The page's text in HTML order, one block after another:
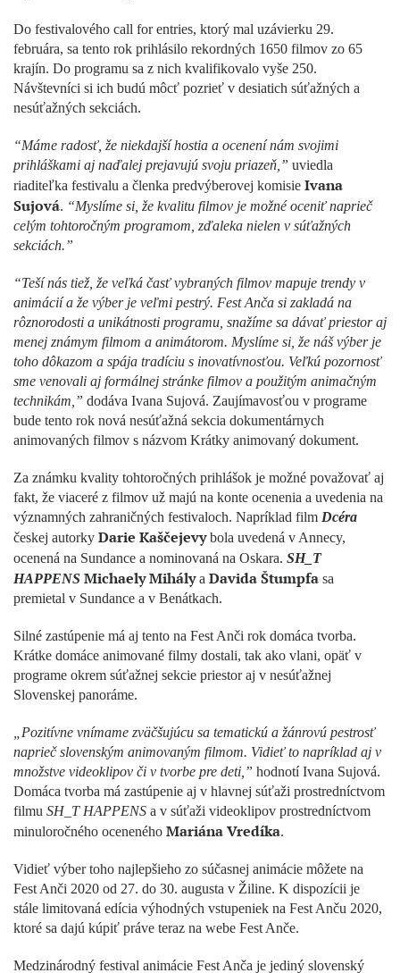
Do festivalového call for entries, ktorý mal uzávierku 29.
februára, sa tento rok prihlásilo rekordných 1650 filmov zo 65
krajín. Do programu sa z nich kvalifikovalo vyše 250.
Návštevníci si ich budú môcť pozrieť v desiatich súťažných a
nesúťažných sekciách.
“Máme radosť, že niekdajší hostia a ocenení nám svojimi
prihláškami aj naďalej prejavujú svoju priazeň,” uviedla
riaditeľka festivalu a členka predvýberovej komisie Ivana
Sujová. “Myslíme si, že kvalitu filmov je možné oceniť naprieč
celým tohtoročným programom, zďaleka nielen v súťažných
sekciách.”
“Teší nás tiež, že veľká časť vybraných filmov mapuje trendy v
animácií a že výber je veľmi pestrý. Fest Anča si zakladá na
rôznorodosti a unikátnosti programu, snažíme sa dávať priestor aj
menej známym filmom a animátorom. Myslíme si, že náš výber je
toho dôkazom a spája tradíciu s inovatívnosťou. Veľkú pozornosť
sme venovali aj formálnej stránke filmov a použitým animačným
technikám,” dodáva Ivana Sujová. Zaujímavosťou v programe
bude tento rok nová nesúťažná sekcia dokumentárnych
animovaných filmov s názvom Krátky animovaný dokument.
Za známku kvality tohtoročných prihlášok je možné považovať aj
fakt, že viaceré z filmov už majú na konte ocenenia a uvedenia na
významných zahraničných festivaloch. Napríklad film Dcéra
českej autorky Darie Kaščejevybola uvedená v Annecy,
ocenená na Sundance a nominovaná na Oskara. SH_T
HAPPENS Michaely Mihálya Davida Štumpfa sa
premietal v Sundance a v Benátkach.
Silné zastúpenie má aj tento na Fest Anči rok domáca tvorba.
Krátke domáce animované filmy dostali, tak ako vlani, opäť v
programe okrem súťažnej sekcie priestor aj v nesúťažnej
Slovenskej panoráme.
„Pozitívne vnímame zväčšujúcu sa tematickú a žánrovú pestrosť
naprieč slovenským animovaným filmom. Vidieť to napríklad aj v
množstve videoklipov či v tvorbe pre deti,” hodnotí Ivana Sujová.
Domáca tvorba má zastúpenie aj v hlavnej súťaži prostredníctvom
filmu SH_T HAPPENS a v súťaži videoklipov prostredníctvom
minuloročného oceneného Mariána Vredíka.
Vidieť výber toho najlepšieho zo súčasnej animácie môžete na
Fest Anči 2020 od 27. do 30. augusta v Žiline. K dispozícii je
stále limitovaná edícia výhodných vstupeniek na Fest Anču 2020,
ktoré sa dajú kúpiť práve teraz na webe Fest Anče.
Medzinárodný festival animácie Fest Anča je jediný slovenský